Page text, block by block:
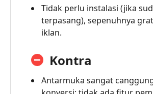
Tidak perlu instalasi (jika
terpasang), sepenuhnya
iklan.
Kontra
Antarmuka sangat